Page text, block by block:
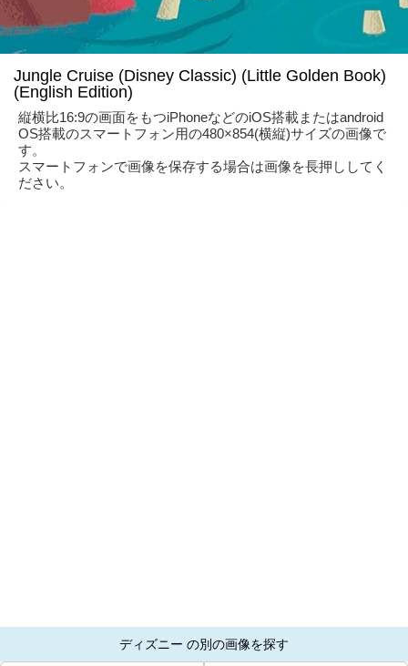
Jungle Cruise (Disney Classic) (Little Golden Book)
(English Edition)
縦横比16:9の画面をもつiPhoneなどのiOS搭載またはandroid
OS搭載のスマートフォン用の480×854(横縦)サイズの画像で
す。
スマートフォンで画像を保存する場合は画像を長押ししてく
ださい。
ディズニー の別の画像を探す